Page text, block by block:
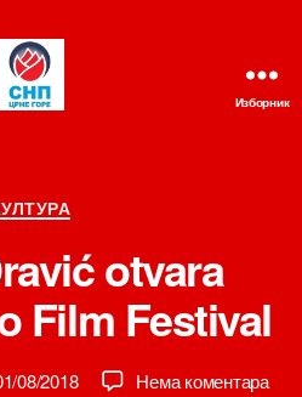
Изборник
Категорије
otvara
Film Festival
08/2018 Нема коментарана